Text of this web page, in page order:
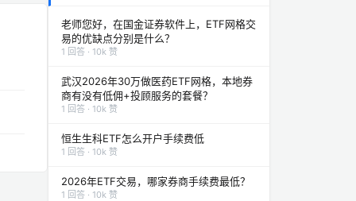
老师您好，在国金证券软件上，ETF网格交
易的优缺点分别是什么？
1 回答 · 10k 赞
武汉2026年30万做医药ETF网格，本地券
商有没有低佣+投顾服务的套餐？
1 回答 · 10k 赞
恒生生科ETF怎么开户手续费低
1 回答 · 10k 赞
2026年ETF交易，哪家券商手续费最低？
1 回答 · 10k 赞